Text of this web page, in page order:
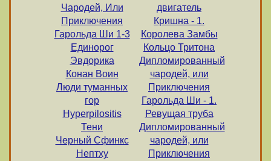
Чародей, Или
Приключения
Гарольда Ши 1-3
Единорог
Эвдорика
Конан Воин
Люди туманных
гор
Нyрerрilositis
Тени
Черный Сфинкс
Нептху
двигатель
Кришна - 1.
Королева Замбы
Кольцо Тритона
Дипломированный
чародей, или
Приключения
Гарольда Ши - 1.
Ревущая труба
Дипломированный
чародей, или
Приключения